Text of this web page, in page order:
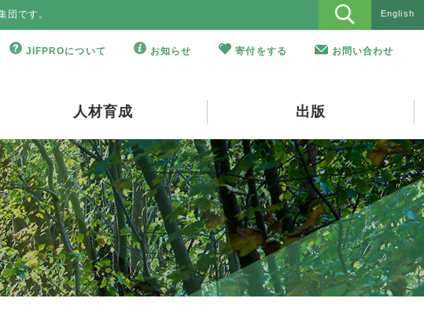
団です。 English
JIFPROについて お知らせ 寄付をする お問い合わせ
人材育成 出版